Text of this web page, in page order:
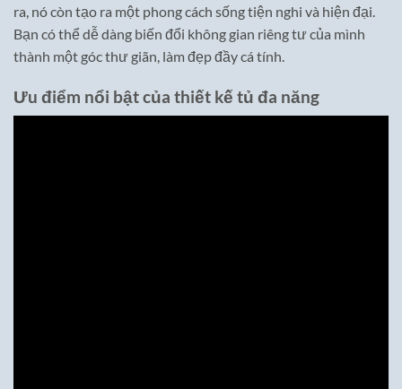
ra, nó còn tạo ra một phong cách sống tiện nghi và hiện đại.
Bạn có thể dễ dàng biến đổi không gian riêng tư của mình
thành một góc thư giãn, làm đẹp đầy cá tính.
Ưu điểm nổi bật của thiết kế tủ đa năng